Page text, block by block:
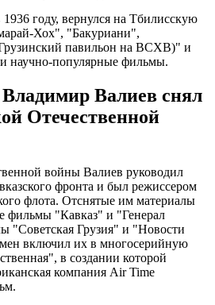
году, вернулся на Тбилисскую
Хох", "Бакуриани",
павильон на ВСХВ)" и
научно-популярные фильмы.
Валиев снял
Отечественной
войны Валиев руководил
фронта и был режиссером
флота. Отснятые им материалы
фильмы "Кавказ" и "Генерал
"Советская Грузия" и "Новости
включил их в многосерийную
в создании которой
компания Air Time